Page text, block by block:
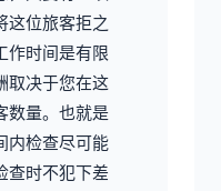
这位旅客拒之
作时间是有限
取决于您在这
数量。也就是
内检查尽可能
查时不犯下差